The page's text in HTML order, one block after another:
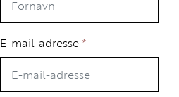
E-mail-adresse *